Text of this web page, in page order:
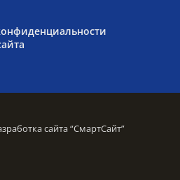
сайта “СмартСайт”